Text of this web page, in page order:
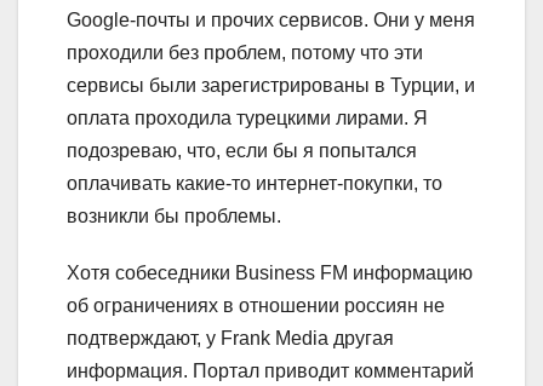
Google-почты и прочих сервисов. Они у меня
проходили без проблем, потому что эти
сервисы были зарегистрированы в Турции, и
оплата проходила турецкими лирами. Я
подозреваю, что, если бы я попытался
оплачивать какие-то интернет-покупки, то
возникли бы проблемы.
Хотя собеседники Business FM информацию
об ограничениях в отношении россиян не
подтверждают, у Frank Media другая
информация. Портал приводит комментарий